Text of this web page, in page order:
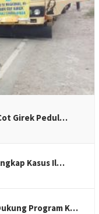
Girek Pedul…
Kasus Il…
Program K…